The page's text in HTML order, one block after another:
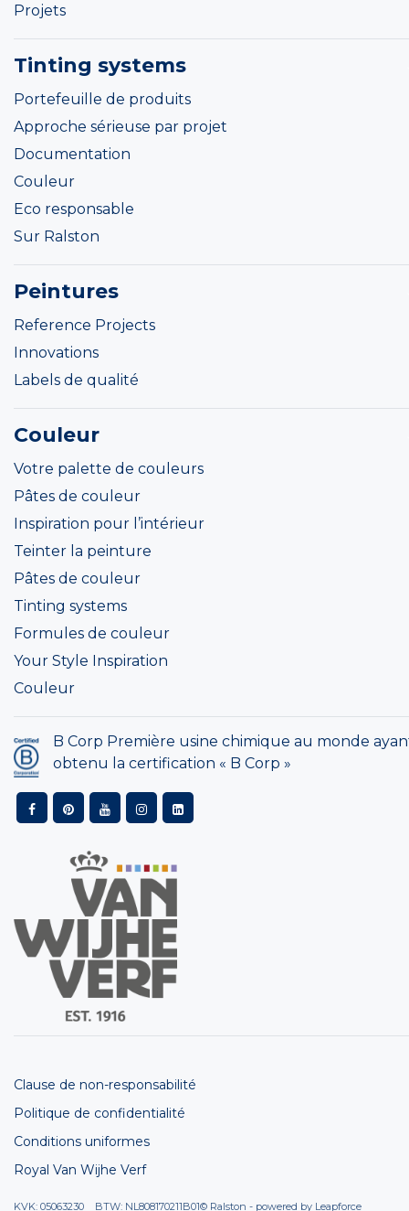
Projets
Tinting systems
Portefeuille de produits
Approche sérieuse par projet
Documentation
Couleur
Eco responsable
Sur Ralston
Peintures
Reference Projects
Innovations
Labels de qualité
Couleur
Votre palette de couleurs
Pâtes de couleur
Inspiration pour l’intérieur
Teinter la peinture
Pâtes de couleur
Tinting systems
Formules de couleur
Your Style Inspiration
Couleur
B Corp Première usine chimique au monde
obtenu la certification « B Corp »
Clause de non-responsabilité
Politique de confidentialité
Conditions uniformes
Royal Van Wijhe Verf
KVK: 05063230 BTW: NL808170211B01© Ralston - powered by Leapforce